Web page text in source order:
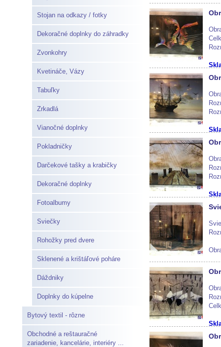
Stojan na odkazy / fotky
Dekoračné doplnky do záhradky
Zvonkohry
Kvetináče, Vázy
Tabuľky
Zrkadlá
Vianočné doplnky
Pokladničky
Darčekové tašky a krabičky
Dekoračné doplnky
Fotoalbumy
Sviečky
Rohožky pred dvere
Sklenené a krištáľové poháre
Dáždniky
Doplnky do kúpelne
Bytový textil - rôzne
Obchodné a reštauračné
zariadenie, kancelárie, interiéry ...